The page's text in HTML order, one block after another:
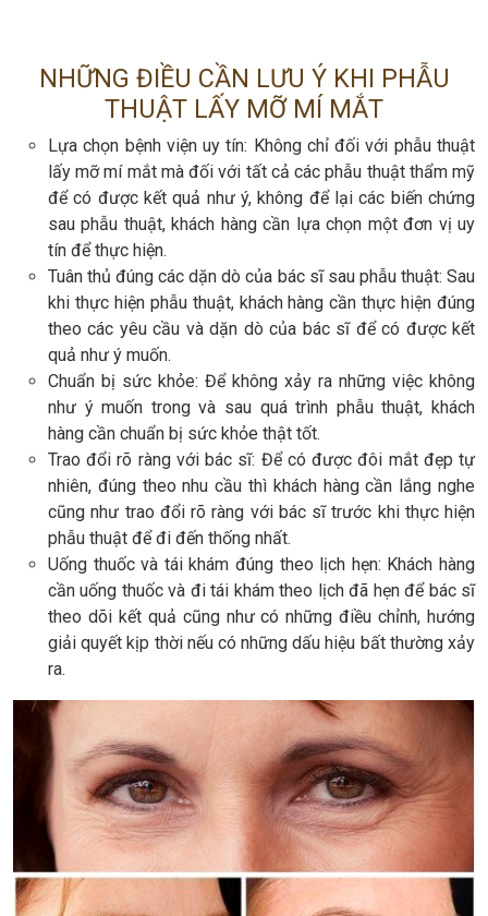
NHỮNG ĐIỀU CẦN LƯU Ý KHI PHẪU
THUẬT LẤY MỠ MÍ MẮT
Lựa chọn bệnh viện uy tín: Không chỉ đối với phẫu thuật
lấy mỡ mí mắt mà đối với tất cả các phẫu thuật thẩm mỹ
để có được kết quả như ý, không để lại các biến chứng
sau phẫu thuật, khách hàng cần lựa chọn một đơn vị uy
tín để thực hiện.
Tuân thủ đúng các dặn dò của bác sĩ sau phẫu thuật: Sau
khi thực hiện phẫu thuật, khách hàng cần thực hiện đúng
theo các yêu cầu và dặn dò của bác sĩ để có được kết
quả như ý muốn.
Chuẩn bị sức khỏe: Để không xảy ra những việc không
như ý muốn trong và sau quá trình phẫu thuật, khách
hàng cần chuẩn bị sức khỏe thật tốt.
Trao đổi rõ ràng với bác sĩ: Để có được đôi mắt đẹp tự
nhiên, đúng theo nhu cầu thì khách hàng cần lắng nghe
cũng như trao đổi rõ ràng với bác sĩ trước khi thực hiện
phẫu thuật để đi đến thống nhất.
Uống thuốc và tái khám đúng theo lịch hẹn: Khách hàng
cần uống thuốc và đi tái khám theo lịch đã hẹn để bác sĩ
theo dõi kết quả cũng như có những điều chỉnh, hướng
giải quyết kịp thời nếu có những dấu hiệu bất thường xảy
ra.